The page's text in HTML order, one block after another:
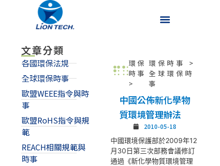
文章分類
各國環保法規
全球環保時事
歐盟WEEE指令與時
事
歐盟RoHS指令與規
範
REACH相關規範與
時事
環保
時事
>
環保時事
>
全球環保時
事
中國公佈新化學物
質環境管理辦法
2010-05-18
中國環境保護部於2009年12
月30日第三次部務會議修訂
通過《新化學物質環境管理